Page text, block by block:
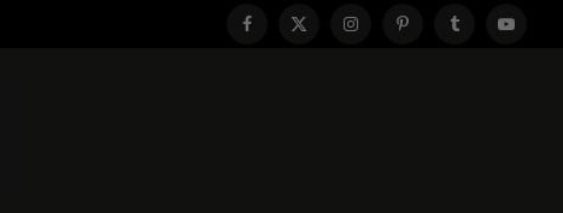
Facebook
X
InstagramPinterestTumblr